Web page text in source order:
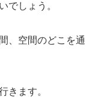
でしょう。
、空間のどこを通
きます。